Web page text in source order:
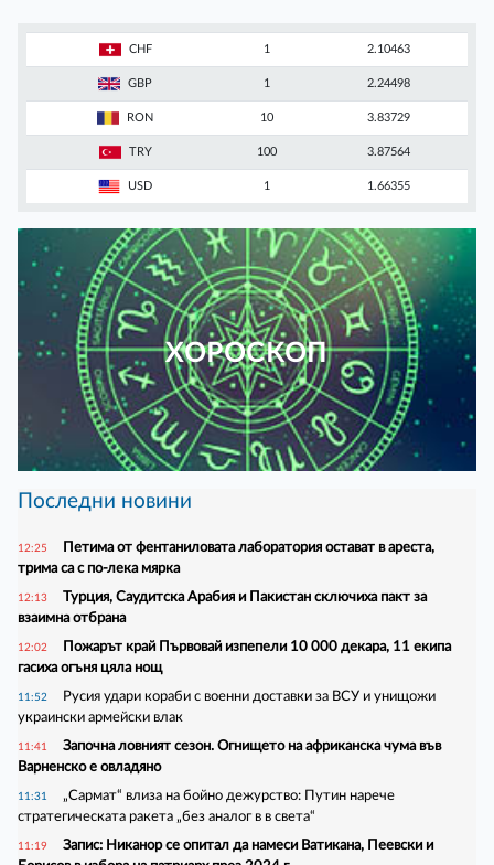
CHF 1 2.10463
GBP 1 2.24498
RON 10 3.83729
TRY 100 3.87564
USD 1 1.66355
ХОРОСКОП
Последни новини
12:25
Петима от фентаниловата лаборатория остават в ареста,
трима са с по-лека мярка
12:13
Турция, Саудитска Арабия и Пакистан сключиха пакт за
взаимна отбрана
12:02
Пожарът край Първовай изпепели 10 000 декара, 11 екипа
гасиха огъня цяла нощ
11:52
Русия удари кораби с военни доставки за ВСУ и унищожи
украински армейски влак
11:41
Започна ловният сезон. Огнището на африканска чума във
Варненско е овладяно
11:31
„Сармат“ влиза на бойно дежурство: Путин нарече
стратегическата ракета „без аналог в в света“
11:19
Запис: Никанор се опитал да намеси Ватикана, Пеевски и